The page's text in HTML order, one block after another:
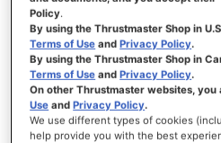
INICIAR
Esqueceu-se da
Policy.
By using the Thrustmaster Shop in
Terms of Use andPrivacy Policy.
By using the Thrustmaster Shop in
Terms of Use andPrivacy Policy.
On other Thrustmaster websites,
Use andPrivacy Policy.
We use different types of cookies
help provide you with the best